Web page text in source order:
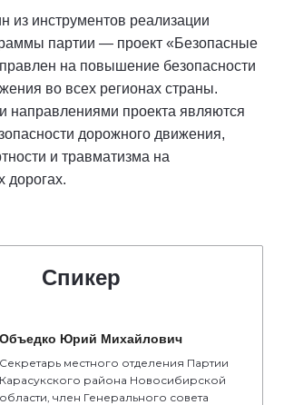
из инструментов реализации
партии — проект «Безопасные
на повышение безопасности
во всех регионах страны.
направлениями проекта являются
дорожного движения,
и травматизма на
дорогах.
Спикер
Объедко Юрий Михайлович
Секретарь местного отделения Партии
Карасукского района Новосибирской
области, член Генерального совета